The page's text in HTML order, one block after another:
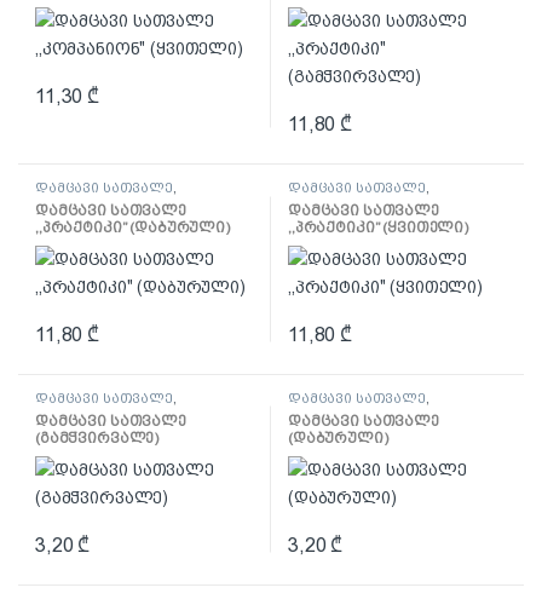
11,30 ₾
11,80 ₾
დამცავი სათვალე
სპეცტანსაცმელი და დაცვა
დამცავი სათვალე
,,პრაქტიკი” (დაბურული)
11,80 ₾
დამცავი სათვალე
სპეცტანსაცმელი და დაცვა
დამცავი სათვალე
,,პრაქტიკი” (ყვითელი)
11,80 ₾
დამცავი სათვალე
სპეცტანსაცმელი და დაცვა
დამცავი სათვალე
(გამჭვირვალე)
3,20 ₾
დამცავი სათვალე
სპეცტანსაცმელი და დაცვა
დამცავი სათვალე
(დაბურული)
3,20 ₾